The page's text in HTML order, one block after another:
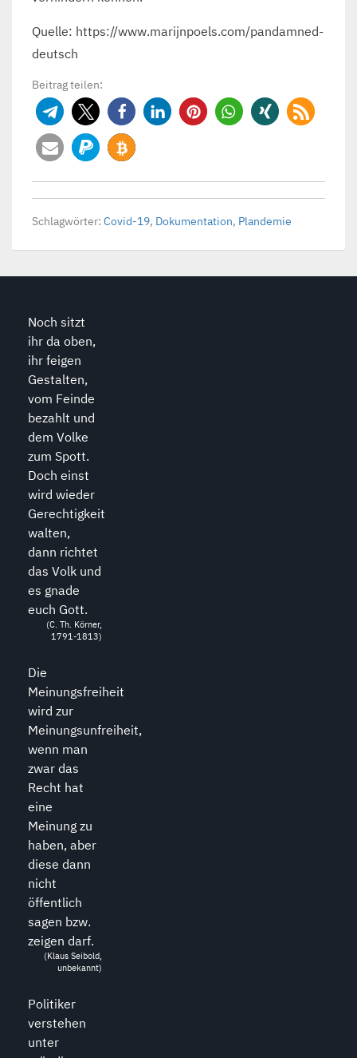
Quelle: https://www.marijnpoels.com/pandamned-
deutsch
Beitrag teilen:
Schlagwörter: Covid-19, Dokumentation, Plandemie
Noch sitzt
ihr da oben,
ihr feigen
Gestalten,
vom Feinde
bezahlt und
dem Volke
zum Spott.
Doch einst
wird wieder
Gerechtigkeit
walten,
dann richtet
das Volk und
es gnade
euch Gott.
(C. Th. Körner,
1791-1813)
Die
Meinungsfreiheit
wird zur
Meinungsunfreiheit,
wenn man
zwar das
Recht hat
eine
Meinung zu
haben, aber
diese dann
nicht
öffentlich
sagen bzw.
zeigen darf.
(Klaus Seibold,
unbekannt)
Politiker
verstehen
unter